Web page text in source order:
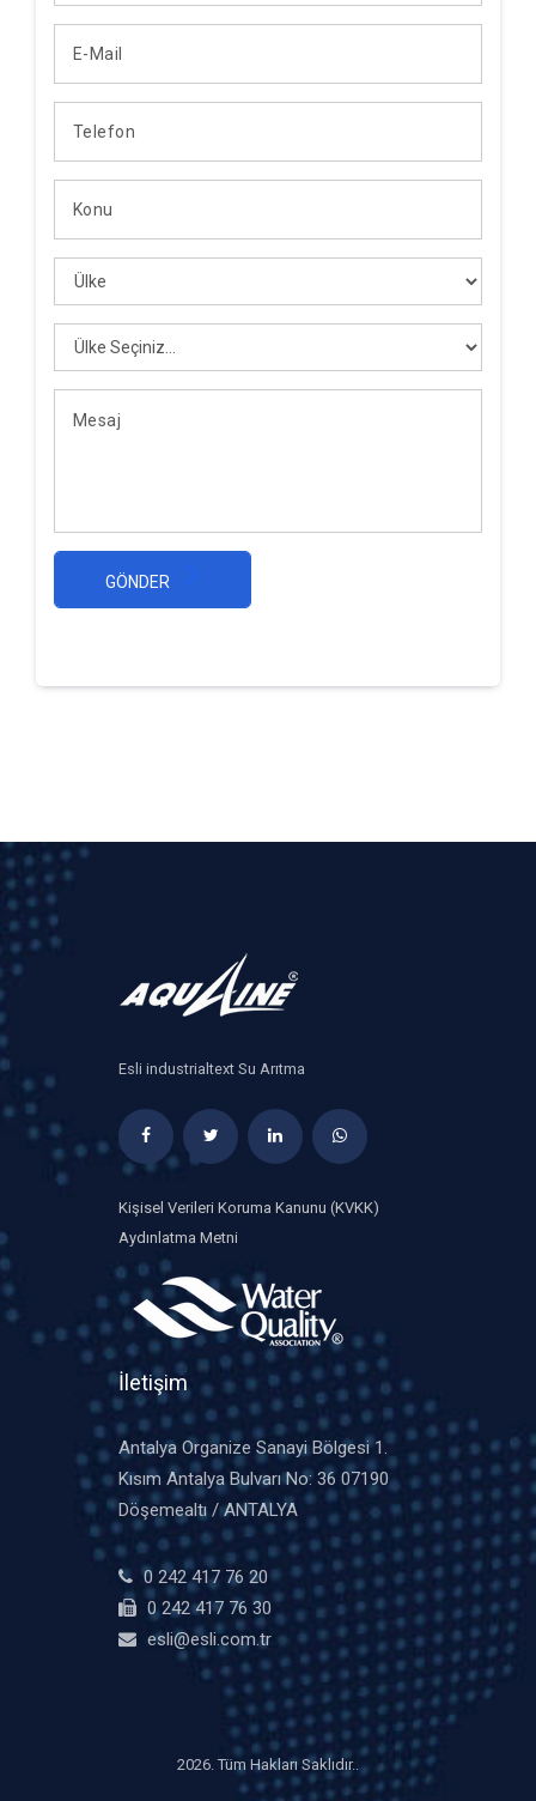
GÖNDER
Esli industrialtext Su Arıtma
Kişisel Verileri Koruma Kanunu (KVKK)
Aydınlatma Metni
İletişim
Antalya Organize Sanayi Bölgesi 1.
Kısım Antalya Bulvarı No: 36 07190
Döşemealtı / ANTALYA
0 242 417 76 20
0 242 417 76 30
esli@esli.com.tr
2026. Tüm Hakları Saklıdır..